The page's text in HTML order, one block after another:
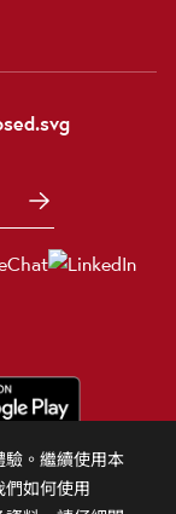
相關網站
驗。繼續使用本
們如何使用